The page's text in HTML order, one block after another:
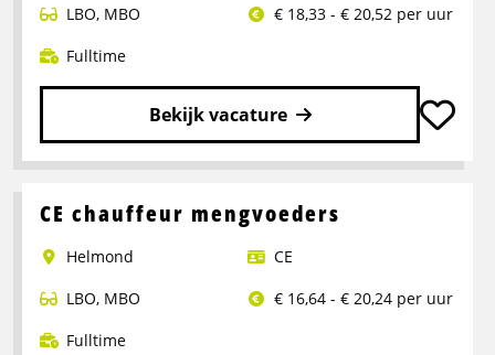
LBO, MBO
€ 18,33 - € 20,52 per uur
Fulltime
Bekijk vacature
Lees
over
2-
ploegendienst
Boxtel
CE chauffeur mengvoeders
Helmond
CE
LBO, MBO
€ 16,64 - € 20,24 per uur
Fulltime